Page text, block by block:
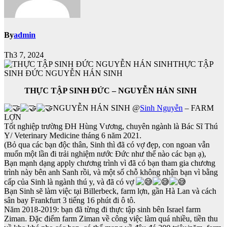
Byadmin
Th3 7, 2024
THỰC TẬP
SINH ĐỨC NGUYỄN HÁN SINH
THỰC TẬP SINH ĐỨC – NGUYỄN HÁN SINH
NGUYỄN HÁN SINH @Sinh Nguyễn – FARM
LỢN
Tốt nghiệp trường ĐH Hùng Vương, chuyên ngành là Bác Sĩ Thú
Y/ Veterinary Medicine tháng 6 năm 2021.
(Bỏ qua các bạn độc thân, Sinh thì đã có vợ đẹp, con ngoan vẫn
muốn một lần đi trải nghiệm nước Đức như thế nào các bạn ạ),
Bạn mạnh dạng apply chương trình vì đã có bạn tham gia chương
trình này bên anh Sanh rồi, và một số chỗ không nhận bạn vì bằng
cấp của Sinh là ngành thú y, và đã có vợ
Bạn Sinh sẽ làm việc tại Billerbeck, farm lợn, gần Hà Lan và cách
sân bay Frankfurt 3 tiếng 16 phút đi ô tô.
Năm 2018-2019: bạn đã từng đi thực tập sinh bên Israel farm
Ziman. Đặc điểm farm Ziman về công việc làm quá nhiều, tiền thu